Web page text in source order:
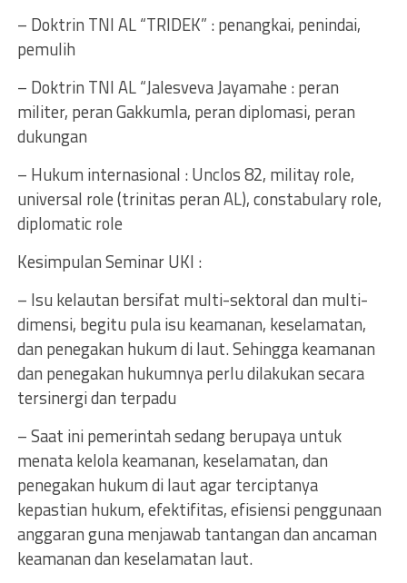
– Doktrin TNI AL “TRIDEK” : penangkai, penindai,
pemulih
– Doktrin TNI AL “Jalesveva Jayamahe : peran
militer, peran Gakkumla, peran diplomasi, peran
dukungan
– Hukum internasional : Unclos 82, militay role,
universal role (trinitas peran AL), constabulary role,
diplomatic role
Kesimpulan Seminar UKI :
– Isu kelautan bersifat multi-sektoral dan multi-
dimensi, begitu pula isu keamanan, keselamatan,
dan penegakan hukum di laut. Sehingga keamanan
dan penegakan hukumnya perlu dilakukan secara
tersinergi dan terpadu
– Saat ini pemerintah sedang berupaya untuk
menata kelola keamanan, keselamatan, dan
penegakan hukum di laut agar terciptanya
kepastian hukum, efektifitas, efisiensi penggunaan
anggaran guna menjawab tantangan dan ancaman
keamanan dan keselamatan laut.